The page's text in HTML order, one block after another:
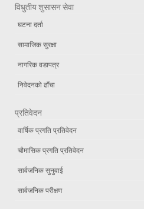
विधुतीय शुसासन सेवा
घटना दर्ता
सामाजिक सुरक्षा
नागरिक वडापत्र
निवेदनको ढाँचा
प्रतिवेदन
वार्षिक प्रगति प्रतिवेदन
चौमासिक प्रगति प्रतिवेदन
सार्वजनिक सुनुवाई
सार्वजनिक परीक्षण